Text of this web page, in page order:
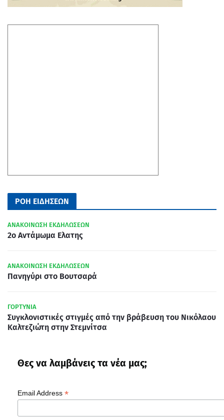
ΡΟΗ ΕΙΔΗΣΕΩΝ
ΑΝΑΚΟΙΝΩΣΗ ΕΚΔΗΛΩΣΕΩΝ
2ο Αντάμωμα Ελατης
ΑΝΑΚΟΙΝΩΣΗ ΕΚΔΗΛΩΣΕΩΝ
Πανηγύρι στο Βουτσαρά
ΓΟΡΤΥΝΙΑ
Συγκλονιστικές στιγμές από την βράβευση του Νικόλαου
Καλτεζιώτη στην Στεμνίτσα
Θες να λαμβάνεις τα νέα μας;
Email Address *